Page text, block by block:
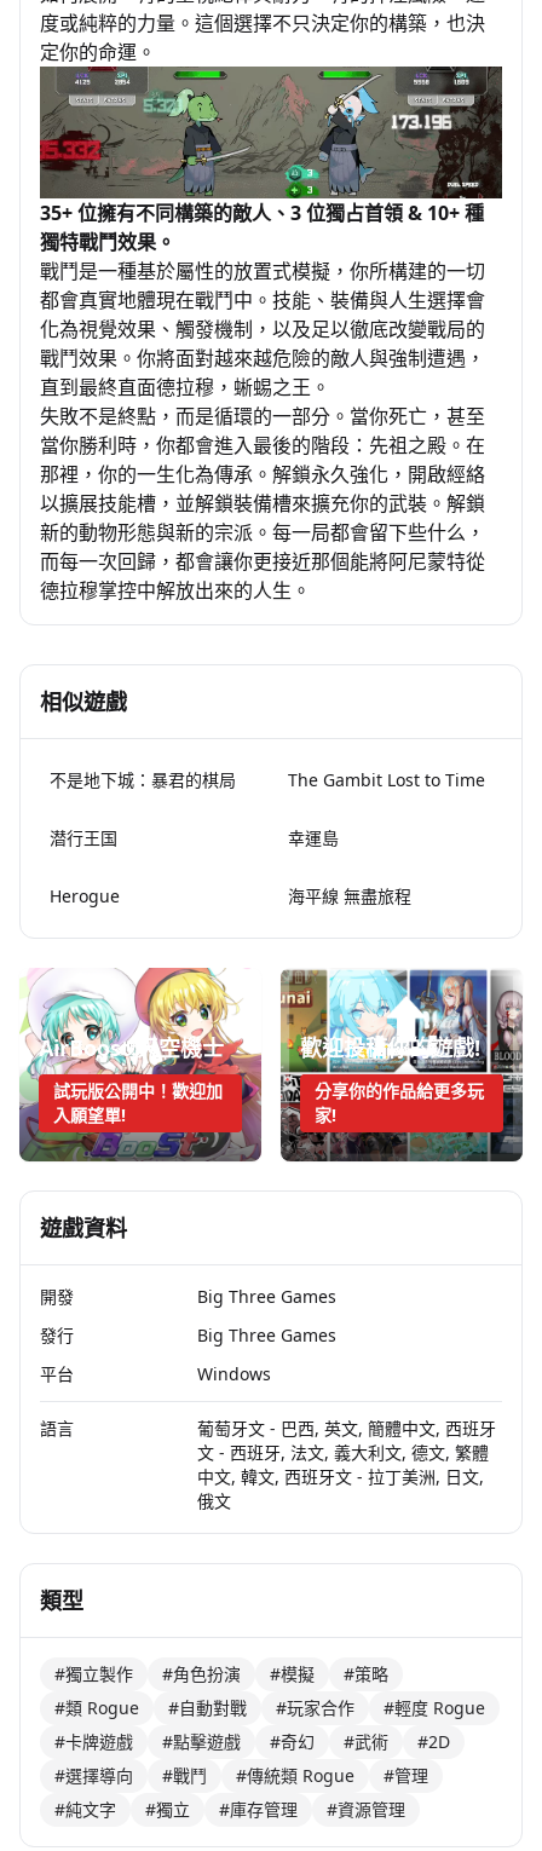
度或純粹的力量。這個選擇不只決定你的構築，也決
定你的命運。
35+ 位擁有不同構築的敵人、3 位獨占首領 & 10+ 種
獨特戰鬥效果。
戰鬥是一種基於屬性的放置式模擬，你所構建的一切
都會真實地體現在戰鬥中。技能、裝備與人生選擇會
化為視覺效果、觸發機制，以及足以徹底改變戰局的
戰鬥效果。你將面對越來越危險的敵人與強制遭遇，
直到最終直面德拉穆，蜥蜴之王。
失敗不是終點，而是循環的一部分。當你死亡，甚至
當你勝利時，你都會進入最後的階段：先祖之殿。在
那裡，你的一生化為傳承。解鎖永久強化，開啟經絡
以擴展技能槽，並解鎖裝備槽來擴充你的武裝。解鎖
新的動物形態與新的宗派。每一局都會留下些什么，
而每一次回歸，都會讓你更接近那個能將阿尼蒙特從
德拉穆掌控中解放出來的人生。
相似遊戲
不是地下城：暴君的棋局 The Gambit Lost to Time
潜行王国 幸運島
Herogue 海平線 無盡旅程
AirBoost:天空機士
試玩版公開中！歡迎加
入願望單!
歡迎投稿你的遊戲!
分享你的作品給更多玩
家!
遊戲資料
開發
Big Three Games
發行
Big Three Games
平台
Windows
語言
葡萄牙文 - 巴西, 英文, 簡體中文, 西班牙
文 - 西班牙, 法文, 義大利文, 德文, 繁體
中文, 韓文, 西班牙文 - 拉丁美洲, 日文,
俄文
類型
#獨立製作 #角色扮演 #模擬
#策略
#類 Rogue
#自動對戰 #玩家合作
#輕度 Rogue
#卡牌遊戲
#點擊遊戲 #奇幻 #武術
#2D
#選擇導向
#戰鬥 #傳統類 Rogue
#管理
#純文字
#獨立 #庫存管理 #資源管理